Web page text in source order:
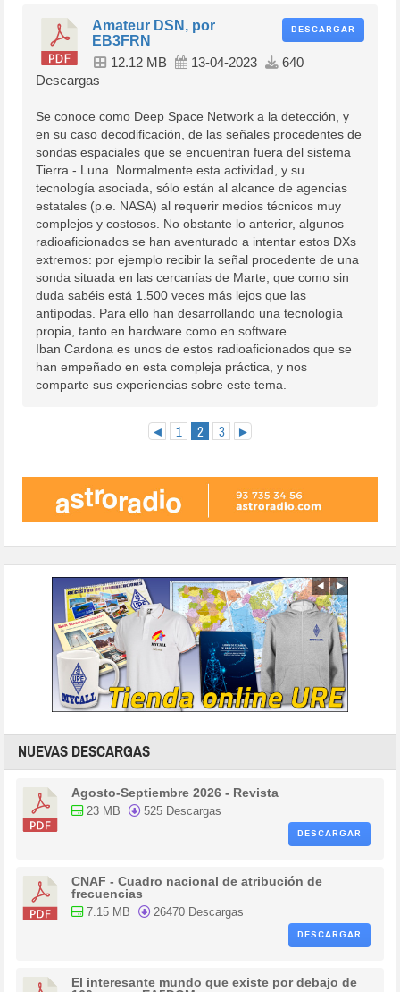
DESCARGAR
Amateur DSN, por
EB3FRN
12.12 MB 13-04-2023
640
Descargas
Se conoce como Deep Space Network a la detección, y
en su caso decodificación, de las señales procedentes de
sondas espaciales que se encuentran fuera del sistema
Tierra - Luna. Normalmente esta actividad, y su
tecnología asociada, sólo están al alcance de agencias
estatales (p.e. NASA) al requerir medios técnicos muy
complejos y costosos. No obstante lo anterior, algunos
radioaficionados se han aventurado a intentar estos DXs
extremos: por ejemplo recibir la señal procedente de una
sonda situada en las cercanías de Marte, que como sin
duda sabéis está 1.500 veces más lejos que las
antípodas. Para ello han desarrollando una tecnología
propia, tanto en hardware como en software.
Iban Cardona es unos de estos radioaficionados que se
han empeñado en esta compleja práctica, y nos
comparte sus experiencias sobre este tema.
◄ 1 2 3 ►
NUEVAS DESCARGAS
Agosto-Septiembre 2026 - Revista
23 MB
525 Descargas
DESCARGAR
CNAF - Cuadro nacional de atribución de
frecuencias
7.15 MB
26470 Descargas
DESCARGAR
El interesante mundo que existe por debajo de